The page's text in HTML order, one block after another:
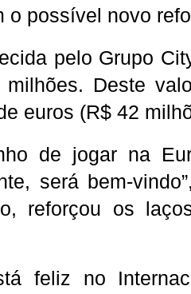
o possível novo
pelo Grupo
Deste
euros (R$ 42
de jogar na
será bem-
reforçou os
feliz no